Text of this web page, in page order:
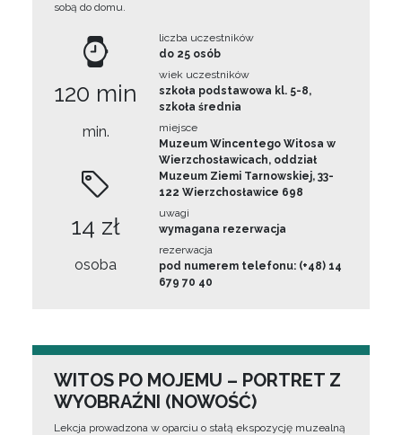
sobą do domu.
120 min
min.
14 zł
osoba
liczba uczestników
do 25 osób
wiek uczestników
szkoła podstawowa kl. 5-8,
szkoła średnia
miejsce
Muzeum Wincentego Witosa w
Wierzchosławicach, oddział
Muzeum Ziemi Tarnowskiej, 33-
122 Wierzchosławice 698
uwagi
wymagana rezerwacja
rezerwacja
pod numerem telefonu: (+48) 14
679 70 40
WITOS PO MOJEMU – PORTRET Z
WYOBRAŹNI (NOWOŚĆ)
Lekcja prowadzona w oparciu o stałą ekspozycję muzealną